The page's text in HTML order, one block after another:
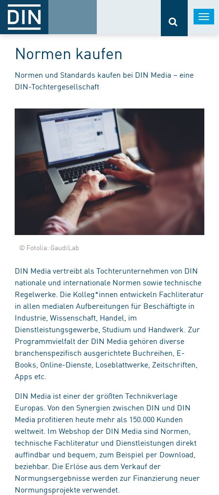
Normen kaufen
Normen und Standards kaufen bei DIN Media – eine
DIN-Tochtergesellschaft
© Fotolia: GaudiLab
DIN Media vertreibt als Tochterunternehmen von DIN
nationale und internationale Normen sowie technische
Regelwerke. Die Kolleg*innen entwickeln Fachliteratur
in allen medialen Aufbereitungen für Beschäftigte in
Industrie, Wissenschaft, Handel, im
Dienstleistungsgewerbe, Studium und Handwerk. Zur
Programmvielfalt der DIN Media gehören diverse
branchenspezifisch ausgerichtete Buchreihen, E-
Books, Online-Dienste, Loseblattwerke, Zeitschriften,
Apps etc.
DIN Media ist einer der größten Technikverlage
Europas. Von den Synergien zwischen DIN und DIN
Media profitieren heute mehr als 150.000 Kunden
weltweit. Im Webshop der DIN Media sind Normen,
technische Fachliteratur und Dienstleistungen direkt
auffindbar und bequem, zum Beispiel per Download,
beziehbar. Die Erlöse aus dem Verkauf der
Normungsergebnisse werden zur Finanzierung neuer
Normungsprojekte verwendet.